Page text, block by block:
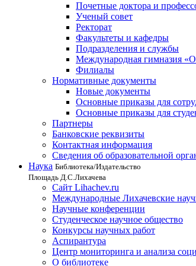
Почетные доктора и
Ученый совет
Ректорат
Факультеты и кафедры
Подразделения и службы
Международная гимназия
Филиалы
Нормативные документы
Новые документы
Основные приказы для
Основные приказы для
Партнеры
Банковские реквизиты
Контактная информация
Сведения об образовательной
Наука Библиотека/Издательство
Площадь Д.С.Лихачева
Сайт Lihachev.ru
Международные Лихачевские
Научные конференции
Студенческое научное общество
Конкурсы научных работ
Аспирантура
Центр мониторинга и анализа
О библиотеке